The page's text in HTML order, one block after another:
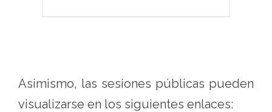
Asimismo, las sesiones públicas pueden
visualizarse en los siguientes enlaces: